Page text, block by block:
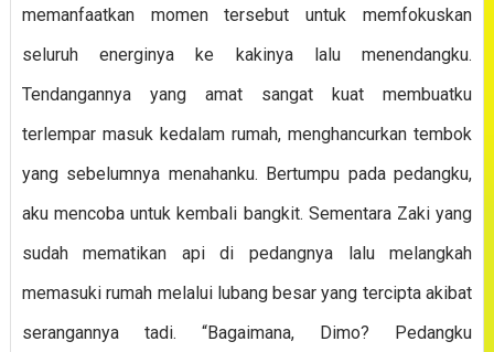
memanfaatkan momen tersebut untuk memfokuskan
seluruh energinya ke kakinya lalu menendangku.
Tendangannya yang amat sangat kuat membuatku
terlempar masuk kedalam rumah, menghancurkan tembok
yang sebelumnya menahanku. Bertumpu pada pedangku,
aku mencoba untuk kembali bangkit. Sementara Zaki yang
sudah mematikan api di pedangnya lalu melangkah
memasuki rumah melalui lubang besar yang tercipta akibat
serangannya tadi. “Bagaimana, Dimo? Pedangku